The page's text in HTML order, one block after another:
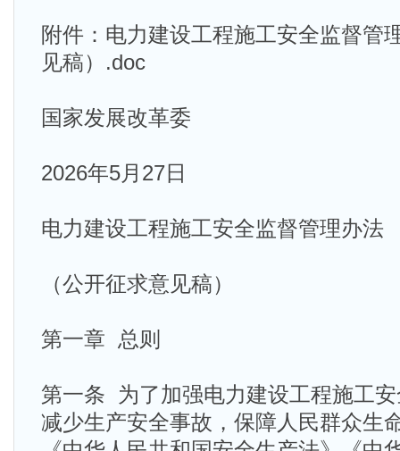
附件：电力建设工程施工安全监督管
见稿）.doc
国家发展改革委
2026年5月27日
电力建设工程施工安全监督管理办法
（公开征求意见稿）
第一章 总则
第一条 为了加强电力建设工程施工
减少生产安全事故，保障人民群众生